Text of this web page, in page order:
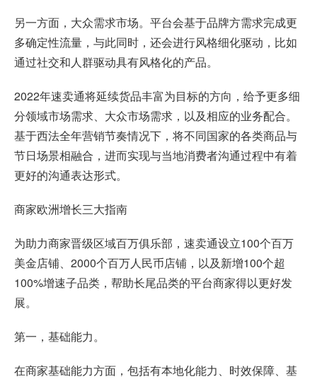
另一方面，大众需求市场。平台会基于品牌方需求完成更
多确定性流量，与此同时，还会进行风格细化驱动，比如
通过社交和人群驱动具有风格化的产品。
2022年速卖通将延续货品丰富为目标的方向，给予更多细
分领域市场需求、大众市场需求，以及相应的业务配合。
基于西法全年营销节奏情况下，将不同国家的各类商品与
节日场景相融合，进而实现与当地消费者沟通过程中有着
更好的沟通表达形式。
商家欧洲增长三大指南
为助力商家晋级区域百万俱乐部，速卖通设立100个百万
美金店铺、2000个百万人民币店铺，以及新增100个超
100%增速子品类，帮助长尾品类的平台商家得以更好发
展。
第一，基础能力。
在商家基础能力方面，包括有本地化能力、时效保障、基